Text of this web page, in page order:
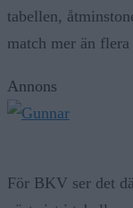
tabellen,
match mer än
Annons
För BKV ser det